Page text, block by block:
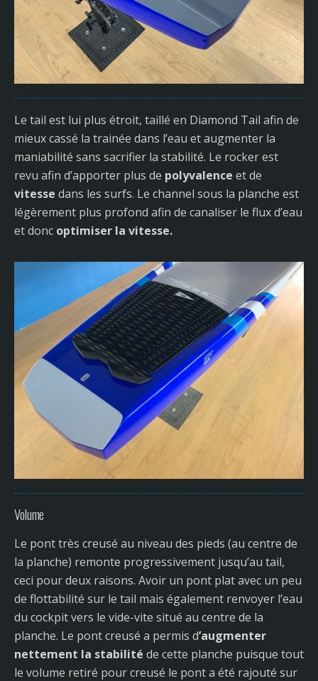
Le tail est lui plus étroit, taillé en Diamond Tail afin de
mieux cassé la trainée dans l’eau et augmenter la
maniabilité sans sacrifier la stabilité. Le rocker est
revu afin d’apporter plus de polyvalence et de
vitesse dans les surfs. Le channel sous la planche est
légèrement plus profond afin de canaliser le flux d’eau
et donc optimiser la vitesse.
Volume
Le pont très creusé au niveau des pieds (au centre de
la planche) remonte progressivement jusqu’au tail,
ceci pour deux raisons. Avoir un pont plat avec un peu
de flottabilité sur le tail mais également renvoyer l’eau
du cockpit vers le vide-vite situé au centre de la
planche. Le pont creusé a permis d’augmenter
nettement la stabilité de cette planche puisque tout
le volume retiré pour creusé le pont a été rajouté sur